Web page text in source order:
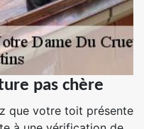
pas chère
que votre toit présente